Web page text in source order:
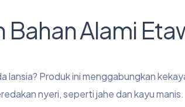
Alami
Produk ini menggabungkan
nyeri, seperti jahe dan kayu manis.